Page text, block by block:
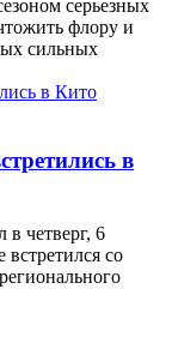
серьезных
флору и
сильных
в
четверг, 6
со